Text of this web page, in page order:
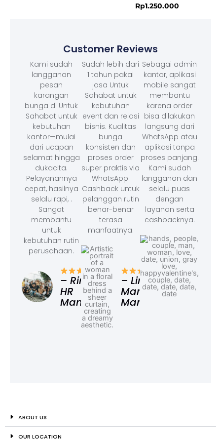
Rp1.250.000
Customer Reviews
Kami sudah
langganan
pesan
karangan
bunga di Untuk
Sahabat untuk
kebutuhan
kantor—mulai
dari ucapan
selamat hingga
dukacita.
Pelayanannya
cepat, hasilnya
selalu rapi, .
Sangat
membantu
untuk
kebutuhan rutin
perusahaan.
– Rina,
HR
Manager
Sudah lebih dari
1 tahun pakai
jasa Untuk
Sahabat untuk
kebutuhan
event dan relasi
bisnis. Kualitas
bunga
konsisten dan
proses order
super praktis via
WhatsApp.
Cashback untuk
pelanggan rutin
benar-benar
terasa
manfaatnya.
– Linda,
Marketing
Manager
Sebagai admin
kantor, aplikasi
mobile sangat
membantu
karena order
bisa dilakukan
langsung dari
WhatsApp atau
aplikasi tanpa
proses panjang.
Kami sudah
langganan dan
selalu puas
dengan
layanan serta
cashbacknya.
ABOUT US
OUR LOCATION